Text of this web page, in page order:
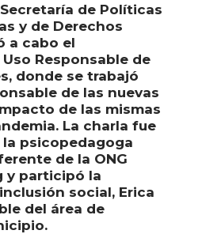
de Políticas
y de Derechos
a cabo el
Responsable de
donde se trabajó
de las nuevas
de las mismas
La charla fue
psicopedagoga
de la ONG
y participó la
social, Erica
del área de